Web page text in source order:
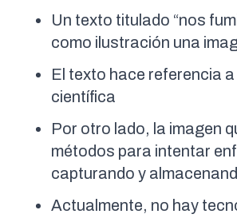
Un texto titulado “nos
como ilustración una
El texto hace referencia
científica
Por otro lado, la imagen
métodos para intentar
capturando y
Actualmente, no hay